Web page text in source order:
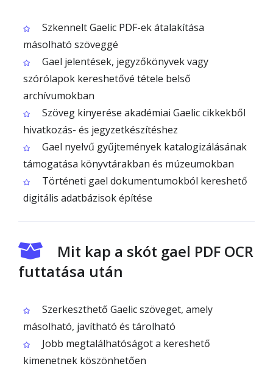
Szkennelt Gaelic PDF-ek átalakítása
másolható szöveggé
Gael jelentések, jegyzőkönyvek vagy
szórólapok kereshetővé tétele belső
archívumokban
Szöveg kinyerése akadémiai Gaelic cikkekből
hivatkozás- és jegyzetkészítéshez
Gael nyelvű gyűjtemények katalogizálásának
támogatása könyvtárakban és múzeumokban
Történeti gael dokumentumokból kereshető
digitális adatbázisok építése
Mit kap a skót gael PDF OCR
futtatása után
Szerkeszthető Gaelic szöveget, amely
másolható, javítható és tárolható
Jobb megtalálhatóságot a kereshető
kimenetnek köszönhetően